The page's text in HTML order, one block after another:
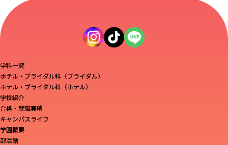
学科一覧
ホテル・ブライダル科（ブライダル）
ホテル・ブライダル科（ホテル）
学校紹介
合格・就職実績
キャンパスライフ
学園概要
部活動